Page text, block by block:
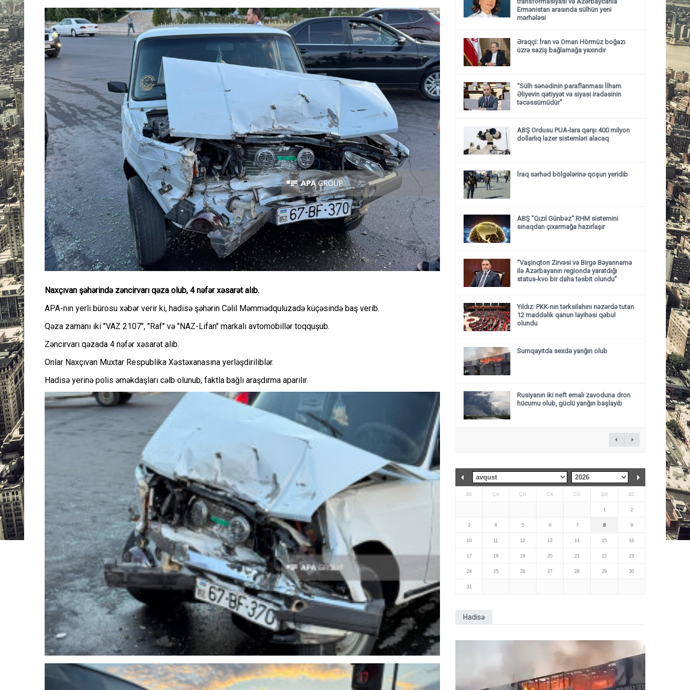
Naxçıvan şəhərində zəncirvarı qəza olub, 4 nəfər xəsarət alıb.
APA-nın yerli bürosu xəbər verir ki, hadisə şəhərin Cəlil Məmmədquluzadə küçəsində baş verib.
Qəza zamanı iki "VAZ 2107", "Raf" və "NAZ-Lifan" markalı avtomobillər toqquşub.
Zəncirvarı qəzada 4 nəfər xəsarət alıb.
Onlar Naxçıvan Muxtar Respublika Xəstəxanasına yerləşdiriliblər.
Hadisə yerinə polis əməkdaşları cəlb olunub, faktla bağlı araşdırma aparılır.
Ermənistan arasında sülhün yeni
mərhələsi
Əraqçi: İran və Oman Hörmüz boğazı
üzrə saziş bağlamağa yaxındır
“Sülh sənədinin paraflanması İlham
Əliyevin qətiyyət və siyasi iradəsinin
təcəssümüdür”
ABŞ Ordusu PUA-lara qarşı 400 milyon
dollarlıq lazer sistemləri alacaq
İraq sərhəd bölgələrinə qoşun yeridib
ABŞ "Qızıl Günbəz" RHM sistemini
sınaqdan çıxarmağa hazırlaşır
“Vaşinqton Zirvəsi və Birgə Bəyannamə
ilə Azərbayanın regionda yaratdığı
status-kvo bir daha təsbit olundu”
Yıldız: PKK-nın tərksilahını nəzərdə tutan
12 maddəlik qanun layihəsi qəbul
olundu ​​​​​​​
Sumqayıtda sexdə yanğın olub
Rusiyanın iki neft emalı zavoduna dron
hücumu olub, güclü yanğın başlayıb
BE ÇA ÇƏ CA CÜ ŞƏ BZ
1 2
3 4 5 6 7 8 9
10 11 12 13 14 15 16
17 18 19 20 21 22 23
24 25 26 27 28 29 30
31
Hadisə